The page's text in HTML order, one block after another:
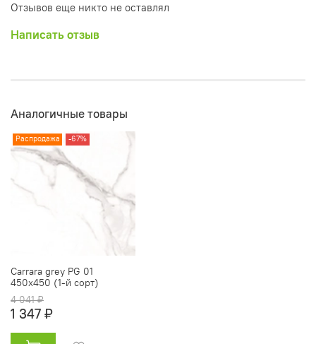
Отзывов еще никто не оставлял
Написать отзыв
Аналогичные товары
Распродажа -67%
Carrara grey PG 01
450х450 (1-й сорт)
4 041 ₽
1 347 ₽